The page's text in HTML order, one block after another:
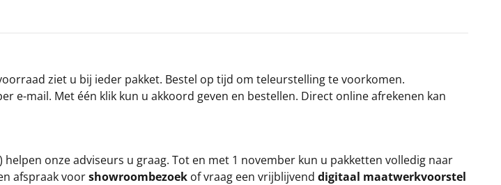
ziet u bij ieder pakket. Bestel op tijd om teleurstelling te voorkomen.
e-mail. Met één klik kun u akkoord geven en bestellen. Direct online afrekenen kan
onze adviseurs u graag. Tot en met 1 november kun u pakketten volledig naar
afspraak voorshowroombezoek of vraag een vrijblijvend digitaal maatwerkvoorstel